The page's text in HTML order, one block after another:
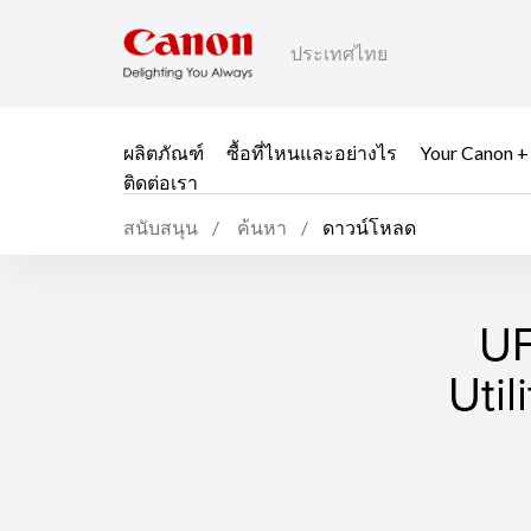
ประเทศไทย
ผลิตภัณฑ์ ซื้อที่ไหนและอย่างไร
Your Canon
ติดต่อเรา
สนับสนุน ค้นหา ดาวน์โหลด